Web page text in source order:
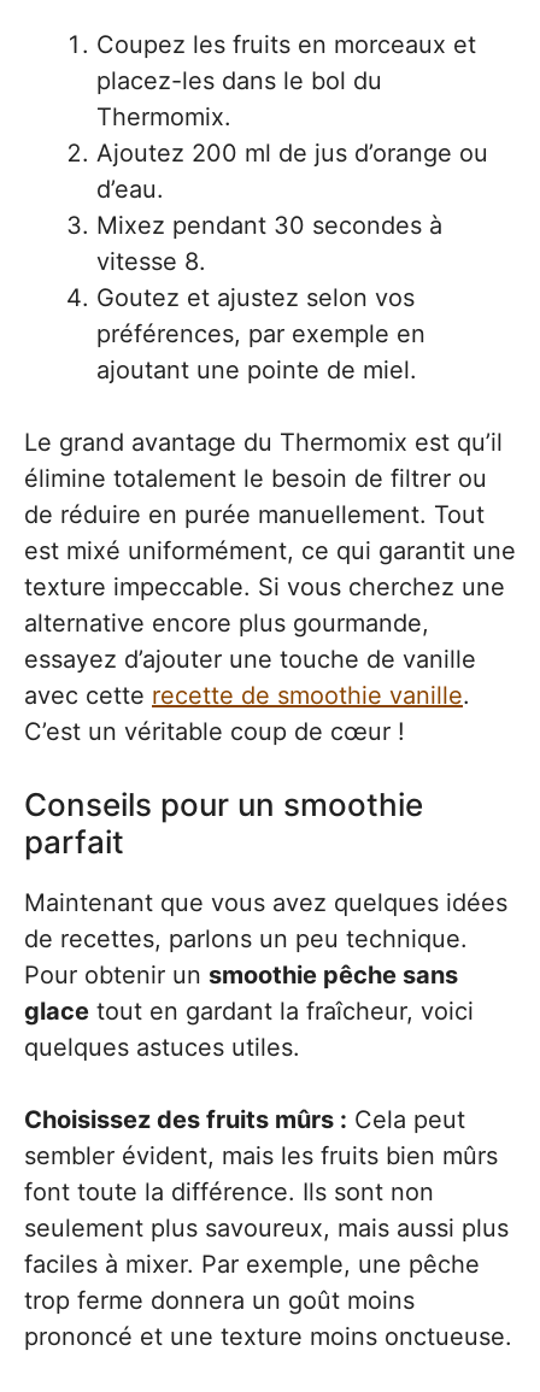
Coupez les fruits en morceaux et
placez-les dans le bol du
Thermomix.
Ajoutez 200 ml de jus d’orange ou
d’eau.
Mixez pendant 30 secondes à
vitesse 8.
Goutez et ajustez selon vos
préférences, par exemple en
ajoutant une pointe de miel.
Le grand avantage du Thermomix est qu’il
élimine totalement le besoin de filtrer ou
de réduire en purée manuellement. Tout
est mixé uniformément, ce qui garantit une
texture impeccable. Si vous cherchez une
alternative encore plus gourmande,
essayez d’ajouter une touche de vanille
avec cette recette de smoothie vanille.
C’est un véritable coup de cœur !
Conseils pour un smoothie
parfait
Maintenant que vous avez quelques idées
de recettes, parlons un peu technique.
Pour obtenir un smoothie pêche sans
glace tout en gardant la fraîcheur, voici
quelques astuces utiles.
Choisissez des fruits mûrs : Cela peut
sembler évident, mais les fruits bien mûrs
font toute la différence. Ils sont non
seulement plus savoureux, mais aussi plus
faciles à mixer. Par exemple, une pêche
trop ferme donnera un goût moins
prononcé et une texture moins onctueuse.